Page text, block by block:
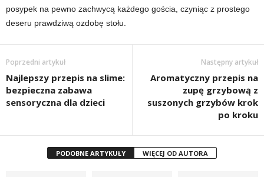
posypek na pewno zachwycą każdego gościa, czyniąc z prostego
deseru prawdziwą ozdobę stołu.
Poprzedni artykuł
Najlepszy przepis na slime:
bezpieczna zabawa
sensoryczna dla dzieci
Następny artykuł
Aromatyczny przepis na
zupę grzybową z
suszonych grzybów krok
po kroku
PODOBNE ARTYKUŁY WIĘCEJ OD AUTORA